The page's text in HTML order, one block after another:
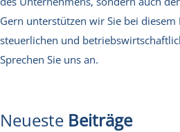
Gern unterstützen wir Sie bei diesem
steuerlichen und
Sprechen Sie uns an.
Neueste Beiträge